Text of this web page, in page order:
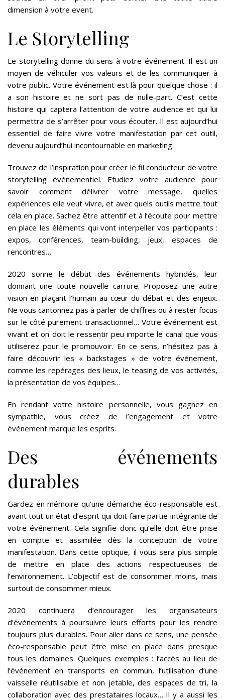
dimension à votre event.
Le Storytelling
Le storytelling donne du sens à votre événement. Il est un
moyen de véhiculer vos valeurs et de les communiquer à
votre public. Votre événement est là pour quelque chose : il
a son histoire et ne sort pas de nulle-part. C’est cette
histoire qui captera l’attention de votre audience et qui lui
permettra de s’arrêter pour vous écouter. Il est aujourd’hui
essentiel de faire vivre votre manifestation par cet outil,
devenu aujourd’hui incontournable en marketing.
Trouvez de l’inspiration pour créer le fil conducteur de votre
storytelling événementiel. Etudiez votre audience pour
savoir comment délivrer votre message, quelles
expériences elle veut vivre, et avec quels outils mettre tout
cela en place. Sachez être attentif et à l’écoute pour mettre
en place les éléments qui vont interpeller vos participants :
expos, conférences, team-building, jeux, espaces de
rencontres…
2020 sonne le début des événements hybridés, leur
donnant une toute nouvelle carrure. Proposez une autre
vision en plaçant l’humain au cœur du débat et des enjeux.
Ne vous cantonnez pas à parler de chiffres ou à rester focus
sur le côté purement transactionnel… Votre événement est
vivant et on doit le ressentir peu importe le canal que vous
utiliserez pour le promouvoir. En ce sens, n’hésitez pas à
faire découvrir les « backstages » de votre événement,
comme les repérages des lieux, le teasing de vos activités,
la présentation de vos équipes…
En rendant votre histoire personnelle, vous gagnez en
sympathie, vous créez de l’engagement et votre
événement marque les esprits.
Des événements
durables
Gardez en mémoire qu’une démarche éco-responsable est
avant tout un état d’esprit qui doit faire partie intégrante de
votre événement. Cela signifie donc qu’elle doit être prise
en compte et assimilée dès la conception de votre
manifestation. Dans cette optique, il vous sera plus simple
de mettre en place des actions respectueuses de
l’environnement. L’objectif est de consommer moins, mais
surtout de consommer mieux.
2020 continuera d’encourager les organisateurs
d’événements à poursuivre leurs efforts pour les rendre
toujours plus durables. Pour aller dans ce sens, une pensée
éco-responsable peut être mise en place dans presque
tous les domaines. Quelques exemples : l’accès au lieu de
l’événement en transports en commun, l’utilisation d’une
vaisselle réutilisable et non jetable, des espaces de tri, la
collaboration avec des prestataires locaux… Il y a aussi les